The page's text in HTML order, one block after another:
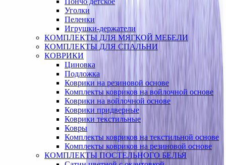
Уголки
Пеленки
Игрушки-держатели
КОМПЛЕКТЫ ДЛЯ МЯГКОЙ МЕБЕЛИ
КОМПЛЕКТЫ ДЛЯ СПАЛЬНИ
КОВРИКИ
Циновка
Подложка
Коврики на резиновой основе
Комплекты ковриков на войлочной основе
Коврики на войлочной основе
Коврики придверные
Коврики текстильные
Ковры
Комплекты ковриков на текстильной основе
Комплекты ковриков на резиновой основе
КОМПЛЕКТЫ ПОСТЕЛЬНОГО БЕЛЬЯ